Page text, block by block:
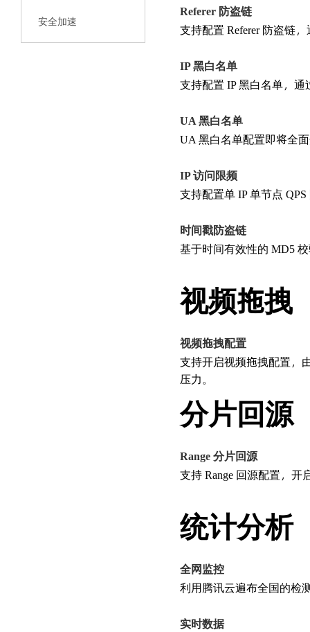
安全加速
Referer 防盗链
支持配置 Referer 防盗链
IP 黑白名单
支持配置 IP 黑白名单，
UA 黑白名单
UA 黑白名单配置即将全
IP 访问限频
支持配置单 IP 单节点
时间戳防盗链
基于时间有效性的 MD5
视频拖拽
视频拖拽配置
支持开启视频拖拽配置，
压力。
分片回源
Range 分片回源
支持 Range 回源配置，
统计分析
全网监控
利用腾讯云遍布全国的检
实时数据